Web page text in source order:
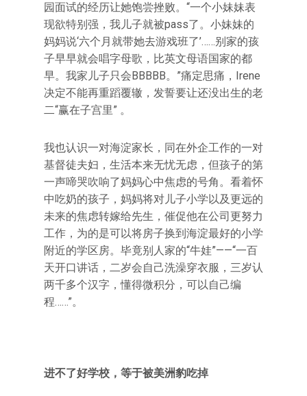
园面试的经历让她饱尝挫败。“一个小妹妹表
现欲特别强，我儿子就被pass了。小妹妹的
妈妈说‘六个月就带她去游戏班了’……别家的孩
子早早就会唱字母歌，比英文母语国家的都
早。我家儿子只会BBBBB。”痛定思痛，Irene
决定不能再重蹈覆辙，发誓要让还没出生的老
二“赢在子宫里” 。
我也认识一对海淀家长，同在外企工作的一对
基督徒夫妇，生活本来无忧无虑，但孩子的第
一声啼哭吹响了妈妈心中焦虑的号角。看着怀
中吃奶的孩子，妈妈将对儿子小学以及更远的
未来的焦虑转嫁给先生，催促他在公司更努力
工作，为的是可以将房子换到海淀最好的小学
附近的学区房。毕竟别人家的“牛娃”——“一百
天开口讲话，二岁会自己洗澡穿衣服，三岁认
两千多个汉字，懂得微积分，可以自己编
程……”。
进不了好学校，等于被美洲豹吃掉